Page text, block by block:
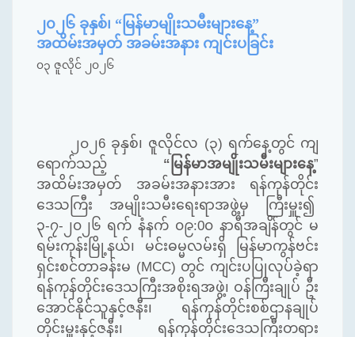
၂၀၂၆ ခုနှစ်၊ “မြန်မာမျိုးသမီးများနေ့”
အထိမ်းအမှတ် အခမ်းအနား ကျင်းပခြင်း
၀၃ ဇူလိုင် ၂၀၂၆
၂၀၂6 ခုနှစ်၊ ဇူလိုင်လ (၃) ရက်နေ့တွင် ကျ
ရောက်သည့် “မြန်မာအမျိုးသမီးများနေ့”
အထိမ်းအမှတ် အခမ်းအနားအား ရန်ကုန်တိုင်း
ဒေသကြီး အမျိုးသမီးရေးရာအဖွဲ့မှ ကြီးမှူး၍
၃-၇-၂၀၂၆ ရက် နံနက် ၀၉:0၀ နာရီအချိန်တွင် မ
ရမ်းကုန်းမြို့နယ်၊ မင်းဓမ္မလမ်းရှိ မြန်မာကွန်ဗင်း
ရှင်းစင်တာခန်းမ (MCC) တွင် ကျင်းပပြုလုပ်ခဲ့ရာ
ရန်ကုန်တိုင်းဒေသကြီးအစိုးရအဖွဲ့၊ ဝန်ကြီးချုပ် ဦး
အောင်နိုင်သူနှင့်ဇနီး၊ ရန်ကုန်တိုင်းစစ်ဌာနချုပ်
တိုင်းမှူးနှင့်ဇနီး၊ ရန်ကုန်တိုင်းဒေသကြီးတရား